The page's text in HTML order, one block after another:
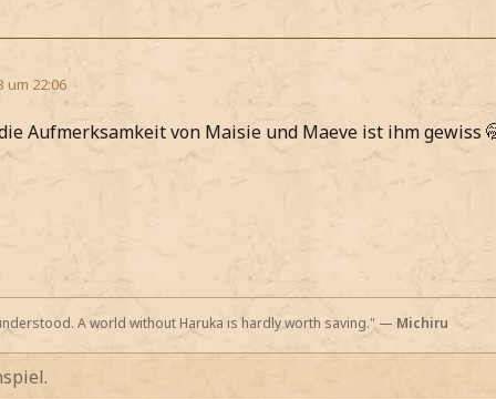
um 22:06
Aufmerksamkeit von Maisie und Maeve ist ihm gewiss
A world without Haruka is hardly worth saving." — Michiru